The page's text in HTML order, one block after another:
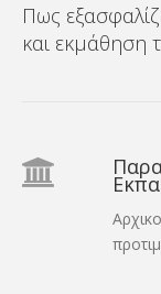
Πως
και εκμάθηση